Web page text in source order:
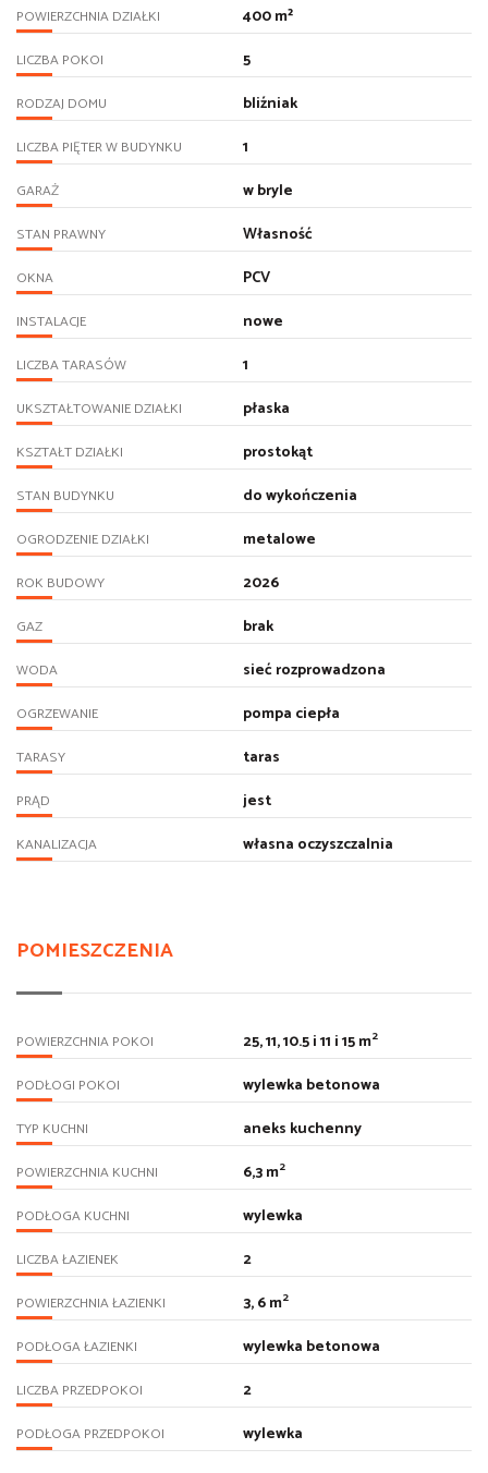
POWIERZCHNIA DZIAŁKI 400 m²
LICZBA POKOI 5
RODZAJ DOMU bliźniak
LICZBA PIĘTER W BUDYNKU 1
GARAŻ w bryle
STAN PRAWNY Własność
OKNA PCV
INSTALACJE nowe
LICZBA TARASÓW 1
UKSZTAŁTOWANIE DZIAŁKI płaska
KSZTAŁT DZIAŁKI prostokąt
STAN BUDYNKU do wykończenia
OGRODZENIE DZIAŁKI metalowe
ROK BUDOWY 2026
GAZ brak
WODA sieć rozprowadzona
OGRZEWANIE pompa ciepła
TARASY taras
PRĄD jest
KANALIZACJA własna oczyszczalnia
POMIESZCZENIA
POWIERZCHNIA POKOI 25, 11, 10.5 i 11 i 15 m2
PODŁOGI POKOI wylewka betonowa
TYP KUCHNI aneks kuchenny
POWIERZCHNIA KUCHNI 6,3 m2
PODŁOGA KUCHNI wylewka
LICZBA ŁAZIENEK 2
POWIERZCHNIA ŁAZIENKI 3, 6 m2
PODŁOGA ŁAZIENKI wylewka betonowa
LICZBA PRZEDPOKOI 2
PODŁOGA PRZEDPOKOI wylewka